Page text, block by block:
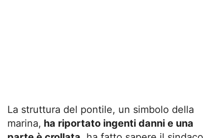
La struttura del pontile, un simbolo della
marina, ha riportato ingenti danni e una